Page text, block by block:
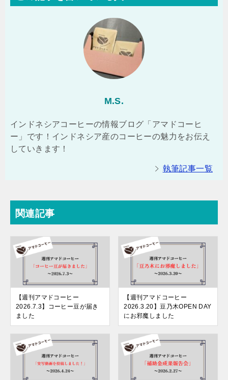
M.S.
インドネシアコーヒーの情報ブログ「アマドコーヒ
ー」です！インドネシア産のコーヒーの魅力をお伝え
していきます！
執筆記事一覧
関連記事
【週刊アマドコーヒー
2026.7.3】コーヒー豆が届き
ました
【週刊アマドコーヒー
2026.3.20】豆乃木OPEN DAY
にお邪魔しました